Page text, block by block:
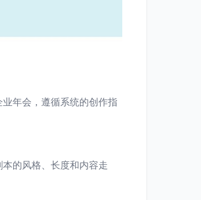
年会，遵循系统的创作指
的风格、长度和内容走